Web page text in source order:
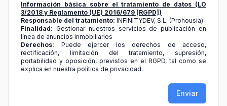
Información básica sobre el tratamiento de datos (LO
3/2018 y Reglamento (UE) 2016/679 [RGPD])
Responsable del tratamiento: INFINITYDEV, S.L. (Prohousia)
Finalidad: Gestionar nuestros servicios de publicación en
línea de anuncios inmobiliarios
Derechos: Puede ejercer los derechos de acceso,
rectificación, limitación del tratamiento, supresión,
portabilidad y oposición, previstos en el RGPD, tal como se
explica en nuestra política de privacidad.
Enviar